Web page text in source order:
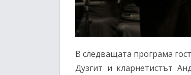
В следващата програма
Дузгит и кларнетистът